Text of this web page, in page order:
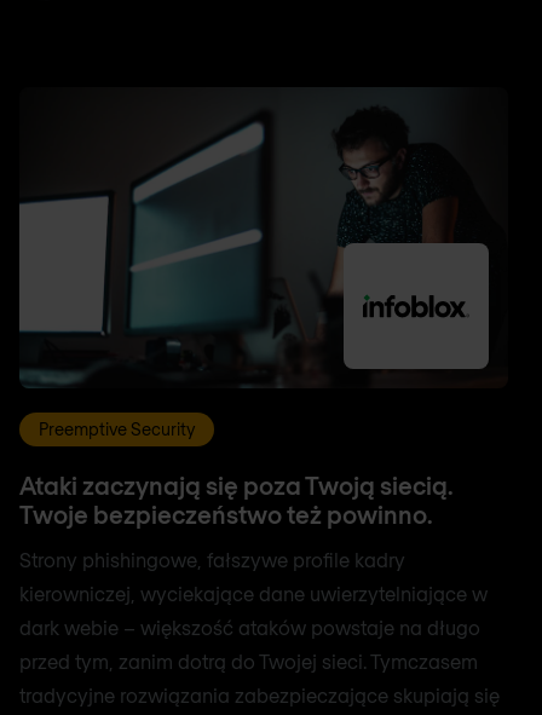
Preemptive Security
Ataki zaczynają się poza Twoją siecią.
Twoje bezpieczeństwo też powinno.
Strony phishingowe, fałszywe profile kadry
kierowniczej, wyciekające dane uwierzytelniające w
dark webie – większość ataków powstaje na długo
przed tym, zanim dotrą do Twojej sieci. Tymczasem
tradycyjne rozwiązania zabezpieczające skupiają się